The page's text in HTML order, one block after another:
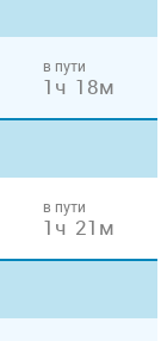
в пути
1ч 18м
в пути
1ч 21м